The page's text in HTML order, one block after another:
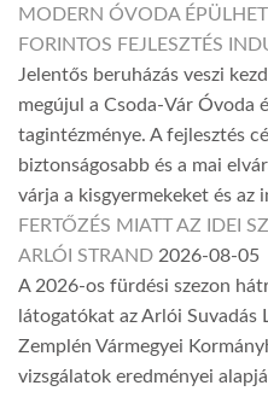
MODERN ÓVODA
FORINTOS FEJLESZTÉS
Jelentős beruházás veszi
megújul a Csoda-Vár Óvoda
tagintézménye. A fejlesztés
biztonságosabb és a mai
várja a kisgyermekeket és az
FERTŐZÉS MIATT AZ IDEI
ARLÓI STRAND 2026-08-05
A 2026-os fürdési szezon
látogatókat az Arlói
Zemplén Vármegyei
vizsgálatok eredményei